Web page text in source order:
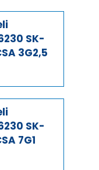
SK-
3G2,5
SK-
7G1